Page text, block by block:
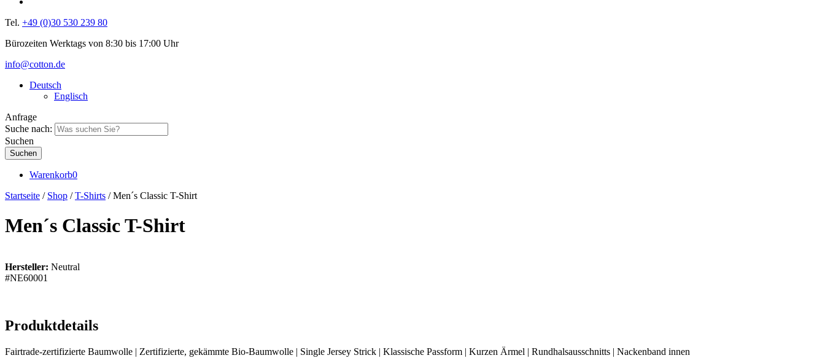
Tel. +49 (0)30 530 239 80
Bürozeiten Werktags von 8:30 bis 17:00 Uhr
info@cotton.de
Deutsch
Englisch
Anfrage
Suche nach:
Suchen
Warenkorb0
Startseite / Shop /T-Shirts / Men´s Classic T-Shirt
Men´s Classic T-Shirt
Hersteller: Neutral
#NE60001
Produktdetails
Fairtrade-zertifizierte Baumwolle | Zertifizierte, gekämmte Bio-Baumwolle | Single Jersey Strick | Klassische Passform | Kurzen Ärmel | Rundhalsausschnitts | Nackenband innen